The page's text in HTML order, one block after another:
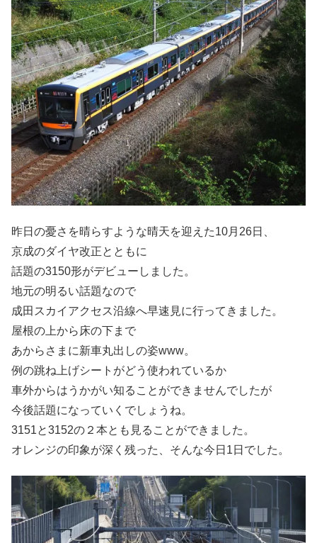
昨日の憂さを晴らすような晴天を迎えた10月26日、
京成のダイヤ改正とともに
話題の3150形がデビューしました。
地元の明るい話題なので
成田スカイアクセス沿線へ早速見に行ってきました。
屋根の上から床の下まで
あからさまに新車丸出しの姿www。
例の跳ね上げシートがどう使われているか
車外からはうかがい知ることができませんでしたが
今後話題になっていくでしょうね。
3151と3152の２本とも見ることができました。
オレンジの印象が深く残った、そんな今日1日でした。